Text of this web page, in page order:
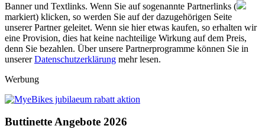
Banner und Textlinks. Wenn Sie auf sogenannte Partnerlinks (
markiert) klicken, so werden Sie auf der dazugehörigen Seite
unserer Partner geleitet. Wenn sie hier etwas kaufen, so erhalten wir
eine Provision, dies hat keine nachteilige Wirkung auf dem Preis,
denn Sie bezahlen. Über unsere Partnerprogramme können Sie in
unsererDatenschutzerklärung mehr lesen.
Werbung
Buttinette Angebote 2026